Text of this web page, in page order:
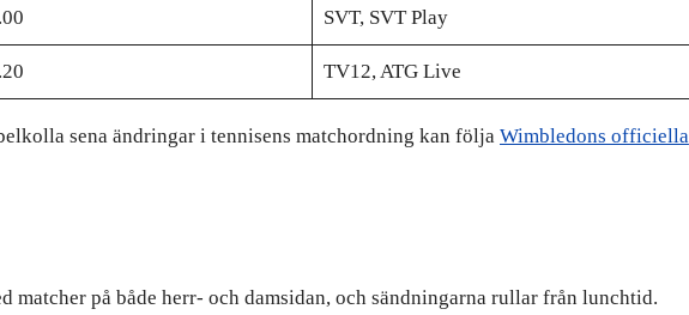
SVT, SVT Play
TV12, ATG Live
sena ändringar i tennisens matchordning kan följa Wimbledons officiella
matcher på både herr- och damsidan, och sändningarna rullar från lunchtid.